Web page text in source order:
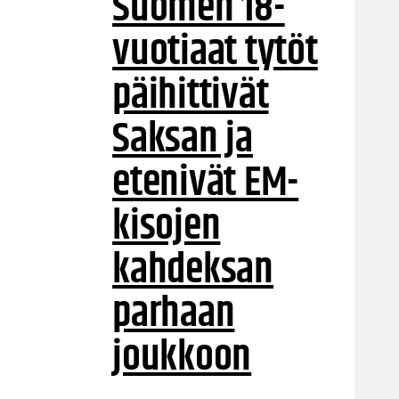
vuotiaat tytöt
päihittivät
Saksan ja
etenivät EM-
kisojen
kahdeksan
parhaan
joukkoon